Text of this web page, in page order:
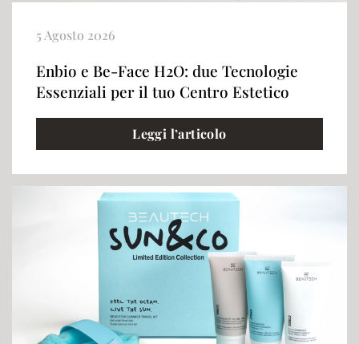
5 Agosto 2026
Enbio e Be-Face H2O: due Tecnologie
Essenziali per il tuo Centro Estetico
Leggi l’articolo